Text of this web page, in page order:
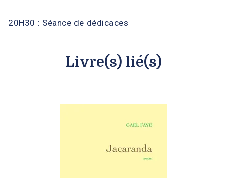
20H30 : Séance de dédicaces
Livre(s) lié(s)